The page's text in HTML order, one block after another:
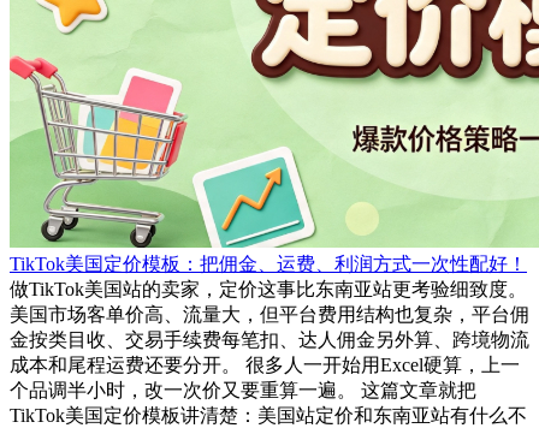
TikTok美国定价模板：把佣金、运费、利润方式一次性配好！
做TikTok美国站的卖家，定价这事比东南亚站更考验细致度。
美国市场客单价高、流量大，但平台费用结构也复杂，平台佣
金按类目收、交易手续费每笔扣、达人佣金另外算、跨境物流
成本和尾程运费还要分开。 很多人一开始用Excel硬算，上一
个品调半小时，改一次价又要重算一遍。 这篇文章就把
TikTok美国定价模板讲清楚：美国站定价和东南亚站有什么不